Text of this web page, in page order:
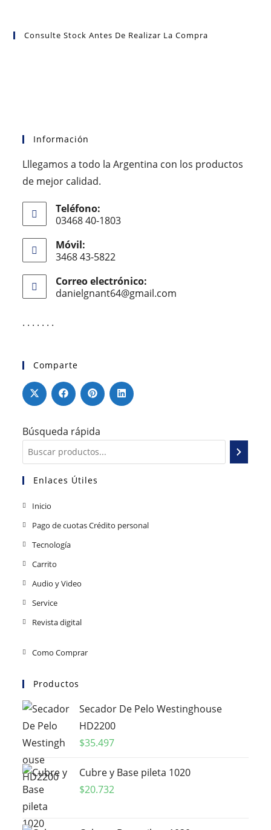
Consulte Stock Antes De Realizar La Compra
Información
Lllegamos a todo la Argentina con los productos
de mejor calidad.
Teléfono:
03468 40-1803
Móvil:
3468 43-5822
Correo electrónico:
danielgnant64@gmail.com
. . . . . . .
Comparte
Búsqueda rápida
Enlaces Útiles
Inicio
Pago de cuotas Crédito personal
Tecnología
Carrito
Audio y Video
Service
Revista digital
Como Comprar
Productos
Secador De Pelo Westinghouse
HD2200
$35.497
Cubre y Base pileta 1020
$20.732